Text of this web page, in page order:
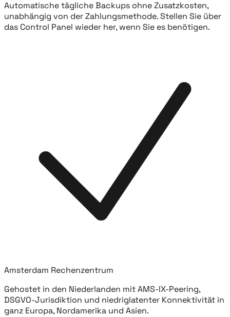
Automatische tägliche Backups ohne Zusatzkosten,
unabhängig von der Zahlungsmethode. Stellen Sie über
das Control Panel wieder her, wenn Sie es benötigen.
Amsterdam Rechenzentrum
Gehostet in den Niederlanden mit AMS-IX-Peering,
DSGVO-Jurisdiktion und niedriglatenter Konnektivität in
ganz Europa, Nordamerika und Asien.